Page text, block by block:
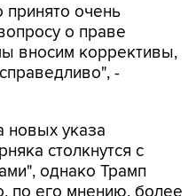
очень
о праве
вносим коррективы,
-
новых указа
столкнутся с
однако Трамп
по его мнению, более